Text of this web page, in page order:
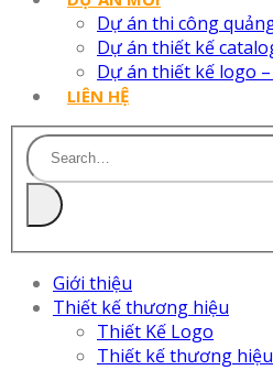
Dự án thi công
Dự án thiết kế
Dự án thiết kế logo
LIÊN HỆ
Giới thiệu
Thiết kế thương hiệu
Thiết Kế Logo
Thiết kế thương hiệu